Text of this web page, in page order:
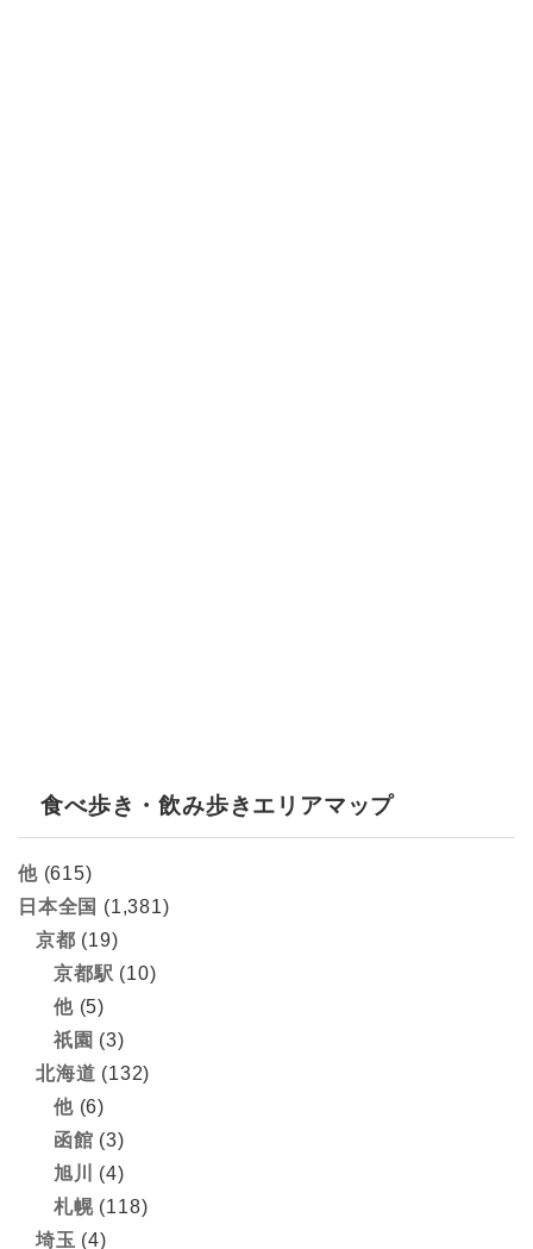
食べ歩き・飲み歩きエリアマップ
他(615)
日本全国 (1,381)
京都 (19)
京都駅 (10)
他(5)
祇園 (3)
北海道 (132)
他(6)
函館 (3)
旭川
(4)
札幌(118)
埼玉 (4)